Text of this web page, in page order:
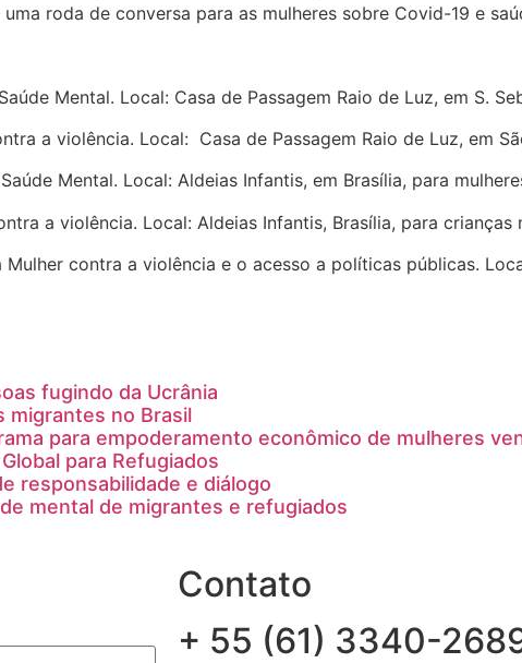
roda de conversa para as mulheres sobre Covid-19 e
Mental. Local: Casa de Passagem Raio de Luz, em S.
a violência. Local: Casa de Passagem Raio de Luz, em
Mental. Local: Aldeias Infantis, em Brasília, para
a violência. Local: Aldeias Infantis, Brasília, para crianças
contra a violência e o acesso a políticas públicas.
fugindo da Ucrânia
migrantes no Brasil
para empoderamento econômico de mulheres
para Refugiados
responsabilidade e diálogo
mental de migrantes e refugiados
Contato
+ 55 (61) 3340-